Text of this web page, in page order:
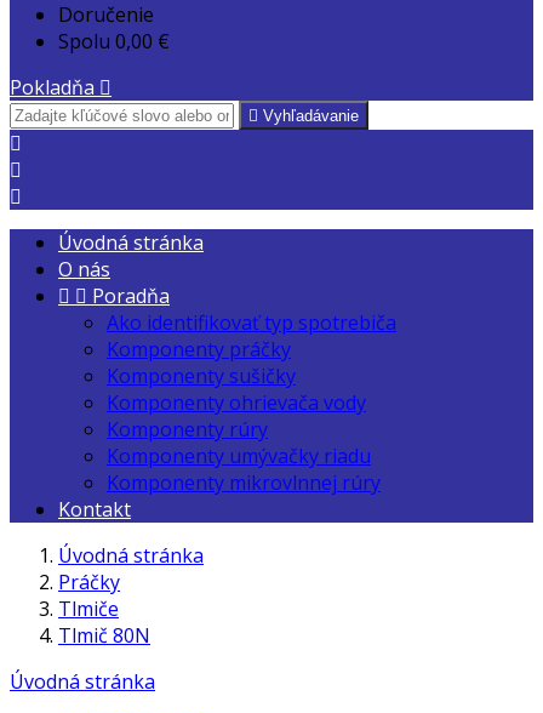
Doručenie
Spolu 0,00 €
Pokladňa 
 Vyhľadávanie



Úvodná stránka
O nás
  Poradňa
Ako identifikovať typ spotrebiča
Komponenty práčky
Komponenty sušičky
Komponenty ohrievača vody
Komponenty rúry
Komponenty umývačky riadu
Komponenty mikrovlnnej rúry
Kontakt
Úvodná stránka
Práčky
Tlmiče
Tlmič 80N
Úvodná stránka